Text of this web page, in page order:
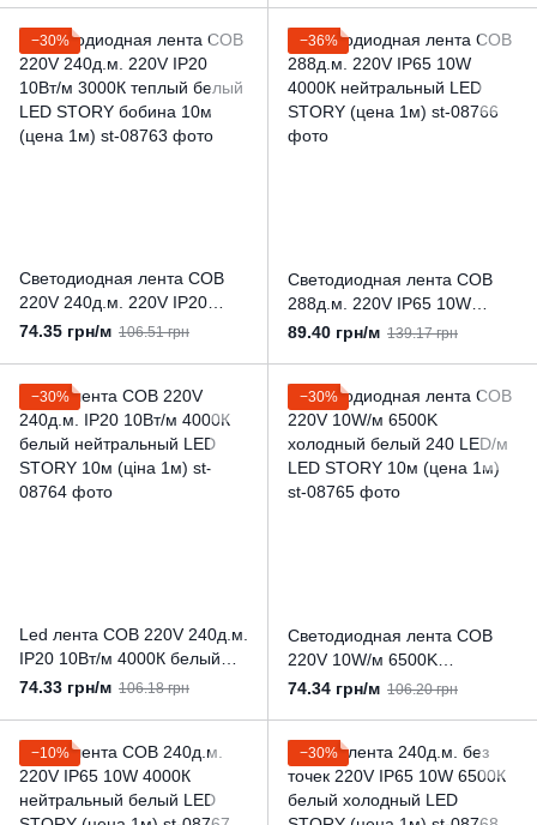
−30%
Светодиодная лента COB
220V 240д.м. 220V IP20
10Вт/м 3000К теплый белый
74.35 грн/м 106.51 грн
−36%
Светодиодная лента COB
288д.м. 220V IP65 10W
4000К нейтральный LED
89.40 грн/м 139.17 грн
−30%
Led лента COB 220V 240д.м.
IP20 10Вт/м 4000К белый
нейтральный LED STORY
74.33 грн/м 106.18 грн
−30%
Светодиодная лента COB
220V 10W/м 6500K
холодный белый 240 LED/м
74.34 грн/м 106.20 грн
−10% −30%